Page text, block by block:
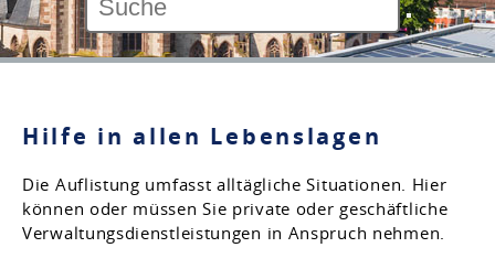
Hilfe in allen Lebenslagen
Die Auflistung umfasst alltägliche Situationen. Hier
können oder müssen Sie private oder geschäftliche
Verwaltungsdienstleistungen in Anspruch nehmen.